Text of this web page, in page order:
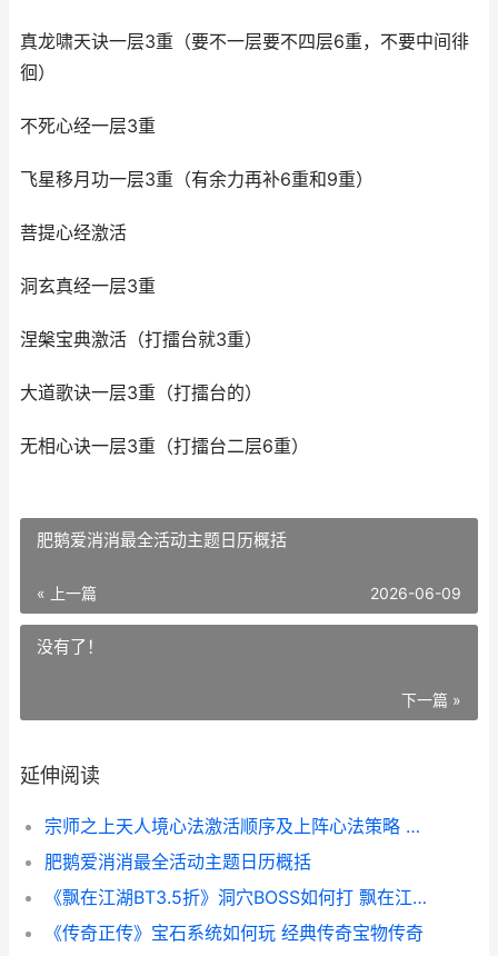
真龙啸天诀一层3重（要不一层要不四层6重，不要中间徘
徊）
不死心经一层3重
飞星移月功一层3重（有余力再补6重和9重）
菩提心经激活
洞玄真经一层3重
涅槃宝典激活（打擂台就3重）
大道歌诀一层3重（打擂台的）
无相心诀一层3重（打擂台二层6重）
肥鹅爱消消最全活动主题日历概括
« 上一篇 2026-06-09
没有了！
下一篇 »
延伸阅读
宗师之上天人境心法激活顺序及上阵心法策略 宗师之上天人境心法攻略
肥鹅爱消消最全活动主题日历概括
《飘在江湖BT3.5折》洞穴BOSS如何打 飘在江湖by青风txt
《传奇正传》宝石系统如何玩 经典传奇宝物传奇